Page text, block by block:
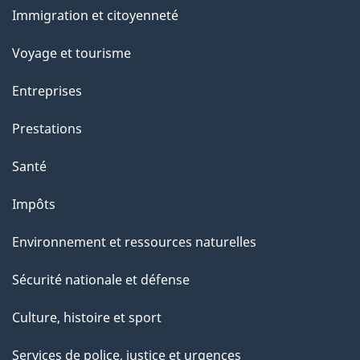
a
p
a
g
e
sujets
Immigration et citoyenneté
Voyage et tourisme
Entreprises
Prestations
Santé
Impôts
Environnement et ressources naturelles
Sécurité nationale et défense
Culture, histoire et sport
Services de police, justice et urgences